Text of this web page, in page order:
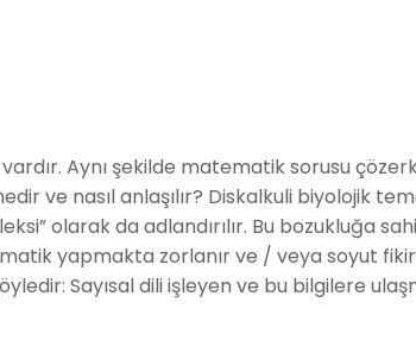
Aynı şekilde matematik sorusu
ve nasıl anlaşılır? Diskalkuli biyolojik
olarak da adlandırılır. Bu bozukluğa
yapmakta zorlanır ve / veya soyut
Sayısal dili işleyen ve bu bilgilere